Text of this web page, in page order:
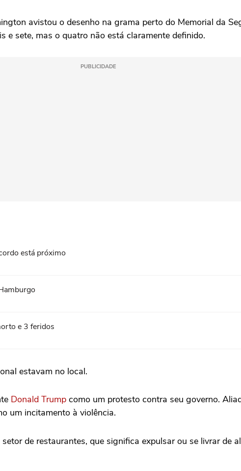
avistou o desenho na grama perto do Memorial da
e sete, mas o quatro não está claramente definido.
PUBLICIDADE
está próximo
e 3 feridos
‌estavam no local.
Donald Trump como um protesto contra seu governo.
um incitamento à violência.
de restaurantes, que significa expulsar ou se livrar ‌de